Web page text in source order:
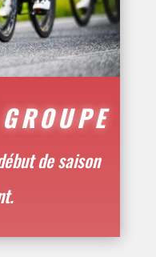
de saison